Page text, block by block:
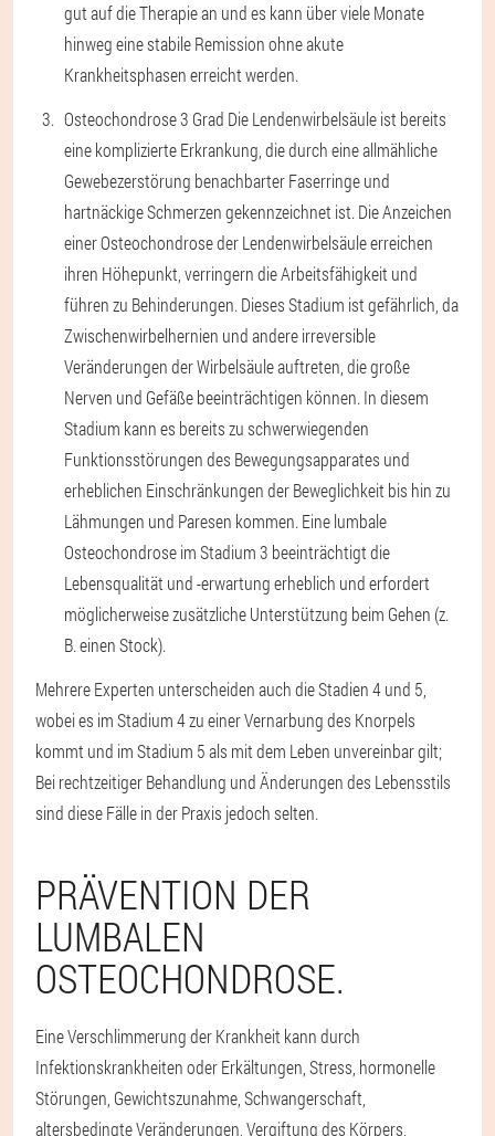
gut auf die Therapie an und es kann über viele Monate
hinweg eine stabile Remission ohne akute
Krankheitsphasen erreicht werden.
Osteochondrose 3 Grad Die Lendenwirbelsäule ist bereits
eine komplizierte Erkrankung, die durch eine allmähliche
Gewebezerstörung benachbarter Faserringe und
hartnäckige Schmerzen gekennzeichnet ist. Die Anzeichen
einer Osteochondrose der Lendenwirbelsäule erreichen
ihren Höhepunkt, verringern die Arbeitsfähigkeit und
führen zu Behinderungen. Dieses Stadium ist gefährlich, da
Zwischenwirbelhernien und andere irreversible
Veränderungen der Wirbelsäule auftreten, die große
Nerven und Gefäße beeinträchtigen können. In diesem
Stadium kann es bereits zu schwerwiegenden
Funktionsstörungen des Bewegungsapparates und
erheblichen Einschränkungen der Beweglichkeit bis hin zu
Lähmungen und Paresen kommen. Eine lumbale
Osteochondrose im Stadium 3 beeinträchtigt die
Lebensqualität und -erwartung erheblich und erfordert
möglicherweise zusätzliche Unterstützung beim Gehen (z.
B. einen Stock).
Mehrere Experten unterscheiden auch die Stadien 4 und 5,
wobei es im Stadium 4 zu einer Vernarbung des Knorpels
kommt und im Stadium 5 als mit dem Leben unvereinbar gilt;
Bei rechtzeitiger Behandlung und Änderungen des Lebensstils
sind diese Fälle in der Praxis jedoch selten.
PRÄVENTION DER
LUMBALEN
OSTEOCHONDROSE.
Eine Verschlimmerung der Krankheit kann durch
Infektionskrankheiten oder Erkältungen, Stress, hormonelle
Störungen, Gewichtszunahme, Schwangerschaft,
altersbedingte Veränderungen, Vergiftung des Körpers,